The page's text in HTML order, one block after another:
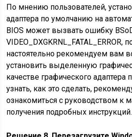
По мнению пользователей,
адаптера по умолчанию на
BIOS может вызвать ошибку
VIDEO_DXGKRNL_FATAL_ERROR,
настоятельно рекомендуем вам
установить выделенную
качестве графического
узнать, как это сделать,
ознакомиться с руководством к
получения подробных инструкций.